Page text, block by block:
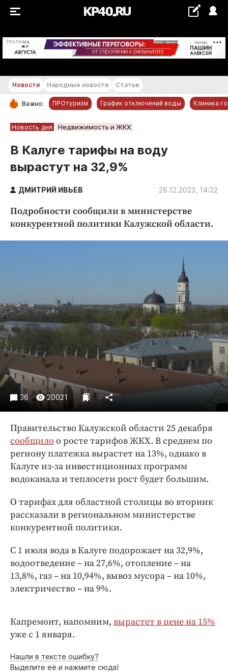
РЕКЛАМА +22...+23 °С
РУБРИКИ
Новости компаний
Статьи
Народные новости
Авто и транспорт
Благоустройство
Общество
Погода
Праздники
Происшествия
Спорт
Экономика и бизнес
ПРОЕКТЫ
Блоги
Издания
Медиаперсона
Интересное чтиво
Работодатель года
Новости Народные новости Статьи
Важно: ПРОтуризм График отключений воды Клиника
Новость дня Недвижимость и ЖКХ
В Калуге тарифы на воду
вырастут на 32,9%
ДМИТРИЙ ИВЬЕВ 26.12.2023, 14:22
Подробности сообщили в министерстве
конкурентной политики Калужской области.
36 20021
Правительство Калужской области 25 декабря
сообщило о росте тарифов ЖКХ. В среднем по
региону платежка вырастет на 13%, однако в
Калуге из-за инвестиционных программ
водоканала и теплосети рост будет большим.
О тарифах для областной столицы во вторник
рассказали в региональном министерстве
конкурентной политики.
С 1 июля вода в Калуге подорожает на 32,9%,
водоотведение – на 27,6%, отопление – на
13,8%, газ – на 10,94%, вывоз мусора – на 10%,
электричество – на 9%.
Капремонт, напомним, вырастет в цене на 15%
уже с 1 января.
Нашли в тексте ошибку?
Выделите её и нажмите сюда!